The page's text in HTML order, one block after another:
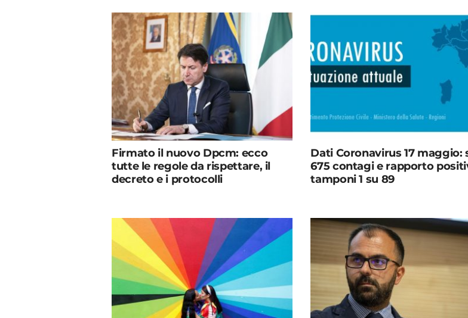
Firmato il nuovo Dpcm: ecco
tutte le regole da rispettare, il
decreto e i protocolli
Dati Coronavirus 17 maggio:
675 contagi e rapporto
tamponi 1 su 89